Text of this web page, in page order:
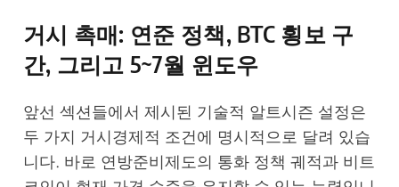
거시 촉매: 연준 정책, BTC 횡보 구
간, 그리고 5~7월 윈도우
앞선 섹션들에서 제시된 기술적 알트시즌 설정은
두 가지 거시경제적 조건에 명시적으로 달려 있습
니다. 바로 연방준비제도의 통화 정책 궤적과 비트